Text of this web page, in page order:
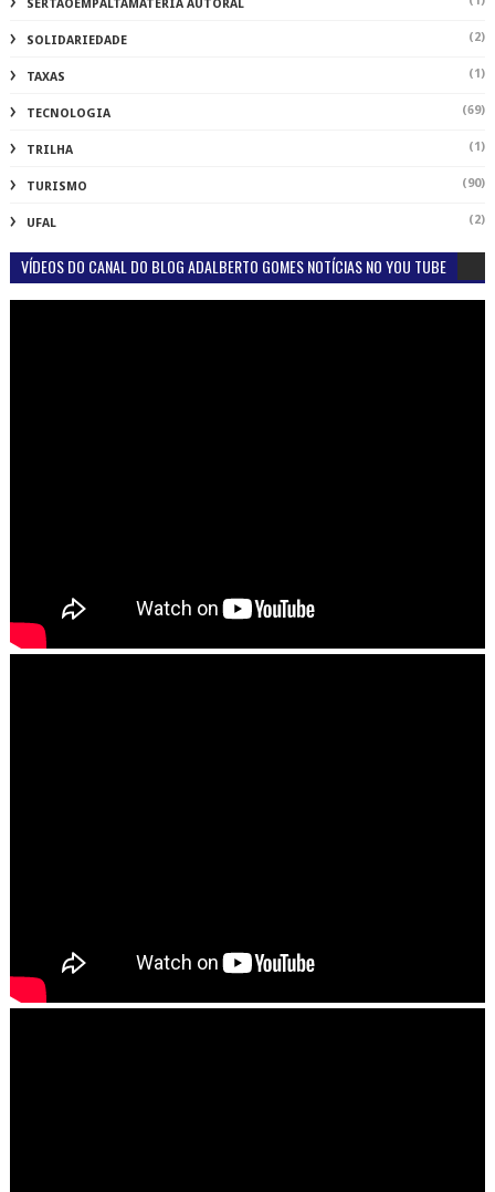
SERTAOEMPALTAMATÉRIA AUTORAL
SOLIDARIEDADE (2)
TAXAS (1)
TECNOLOGIA (69)
TRILHA (1)
TURISMO (90)
UFAL (2)
VÍDEOS DO CANAL DO BLOG ADALBERTO GOMES NOTÍCIAS NO YOU TUBE